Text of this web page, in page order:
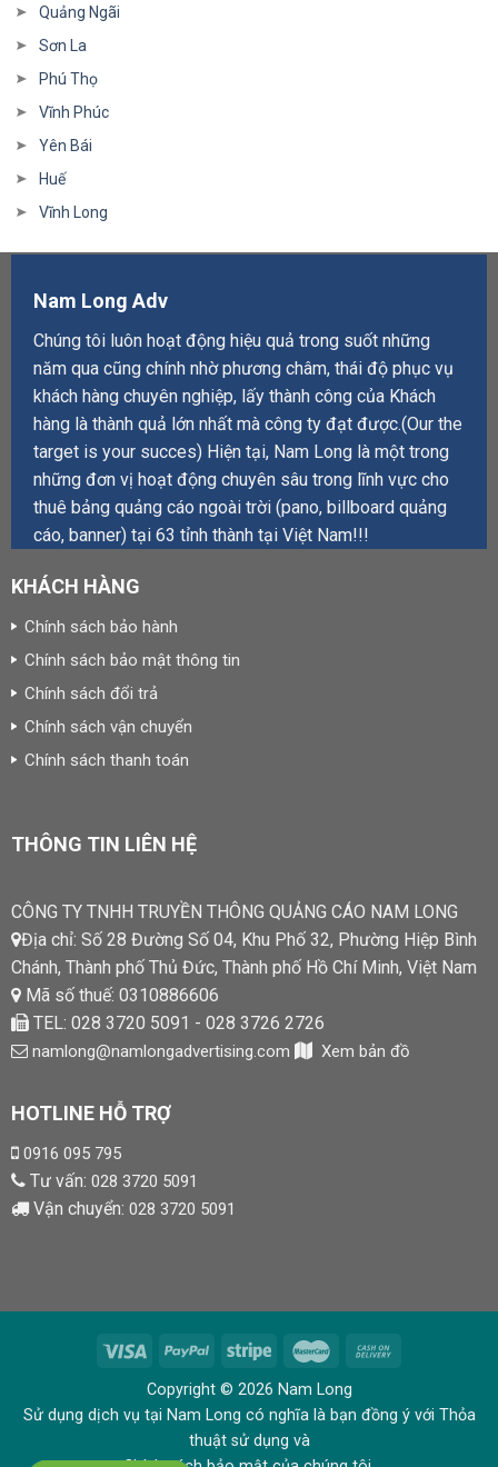
Quảng Ngãi
Sơn La
Phú Thọ
Vĩnh Phúc
Yên Bái
Huế
Vĩnh Long
Nam Long Adv
Chúng tôi luôn hoạt động hiệu quả trong suốt những
năm qua cũng chính nhờ phương châm, thái độ phục vụ
khách hàng chuyên nghiệp, lấy thành công của Khách
hàng là thành quả lớn nhất mà công ty đạt được.(Our the
target is your succes) Hiện tại, Nam Long là một trong
những đơn vị hoạt động chuyên sâu trong lĩnh vực cho
thuê bảng quảng cáo ngoài trời (pano, billboard quảng
cáo, banner) tại 63 tỉnh thành tại Việt Nam!!!
KHÁCH HÀNG
Chính sách bảo hành
Chính sách bảo mật thông tin
Chính sách đổi trả
Chính sách vận chuyển
Chính sách thanh toán
THÔNG TIN LIÊN HỆ
CÔNG TY TNHH TRUYỀN THÔNG QUẢNG CÁO NAM LONG
Địa chỉ: Số 28 Đường Số 04, Khu Phố 32, Phường Hiệp Bình
Chánh, Thành phố Thủ Đức, Thành phố Hồ Chí Minh, Việt Nam
Mã số thuế: 0310886606
TEL: 028 3720 5091 - 028 3726 2726
namlong@namlongadvertising.com Xem bản đồ
HOTLINE HỖ TRỢ
0916 095 795
Tư vấn: 028 3720 5091
Vận chuyển: 028 3720 5091
Copyright © 2026 Nam Long
Sử dụng dịch vụ tại Nam Long có nghĩa là bạn đồng ý với Thỏa
thuật sử dụng và